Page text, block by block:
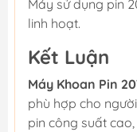
Máy sử dụng pin
linh hoạt.
Kết Luận
Máy Khoan Pin
phù hợp cho
pin công suất